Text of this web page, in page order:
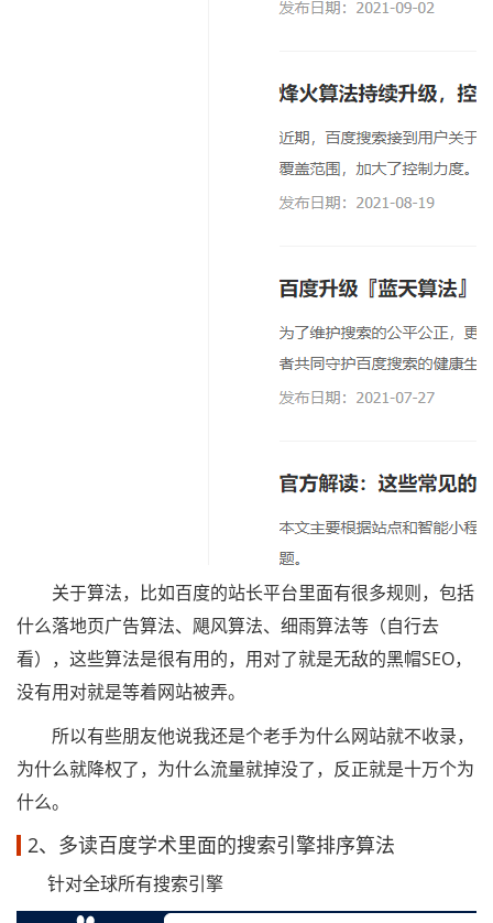
关于算法，比如百度的站长平台里面有很多规则，包括
什么落地页广告算法、飓风算法、细雨算法等（自行去
看），这些算法是很有用的，用对了就是无敌的黑帽SEO，
没有用对就是等着网站被弄。
所以有些朋友他说我还是个老手为什么网站就不收录，
为什么就降权了，为什么流量就掉没了，反正就是十万个为
什么。
2、多读百度学术里面的搜索引擎排序算法
针对全球所有搜索引擎